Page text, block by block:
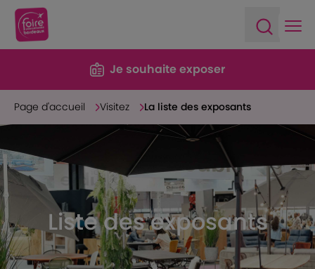
Je souhaite exposer
Page d'accueil Visitez La liste des exposants
Liste des exposants